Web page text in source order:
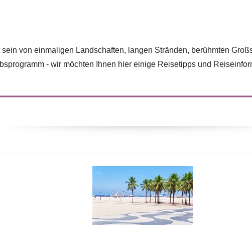
von einmaligen Landschaften, langen Stränden, berühmten
- wir möchten Ihnen hier einige Reisetipps und